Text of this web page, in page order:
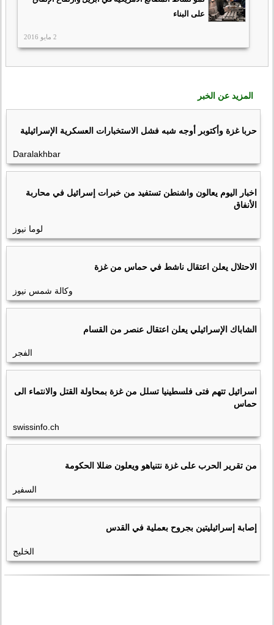
على البناء
2 مايو 2016
المزيد عن الخبر
حربا غزة وأكتوبر أوجه شبه فشل الاستخبارات العسكرية الإسرائيلية
Daralakhbar
اخبار اليوم يعالون واشنطن تستفيد من خبرات إسرائيل في محاربة
الأنفاق
لوما نيوز
الاحتلال يعلن اعتقال ناشط في حماس من غزة
وكالة شمس نيوز
الشاباك الإسرائيلي يعلن اعتقال عنصر من القسام
الفجر
اسرائيل تتهم فتى فلسطينيا تسلل من غزة بمحاولة القتل والانتماء الى
حماس
swissinfo.ch
من تقرير الحرب على غزة نتنياهو ويعلون ضللا الحكومة
السفير
إصابة إسرائيليتين بجروح بعملية في القدس
الخليج